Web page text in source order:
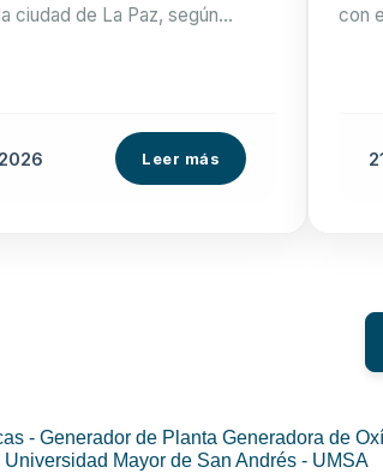
ciudad de La Paz, según...
Leer más
con
- Generador de Planta Generadora de
Universidad Mayor de San Andrés - UMSA